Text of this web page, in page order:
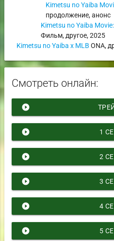
Kimetsu no Yaiba
продолжение,анонс
Kimetsu no Yaiba
Фильм, другое,2025
Kimetsu no Yaiba x MLB ONA,
Смотреть онлайн:
play_circle_filled
play_circle_filled 1
play_circle_filled 2
play_circle_filled 3
play_circle_filled 4
play_circle_filled 5